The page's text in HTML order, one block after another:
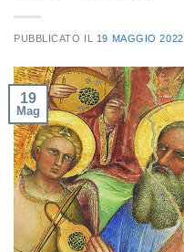
PUBBLICATO IL 19 MAGGIO 2022
19
Mag